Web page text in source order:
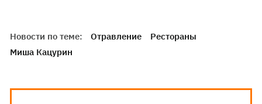
Новости по теме: Отравление
Рестораны
Миша Кацурин